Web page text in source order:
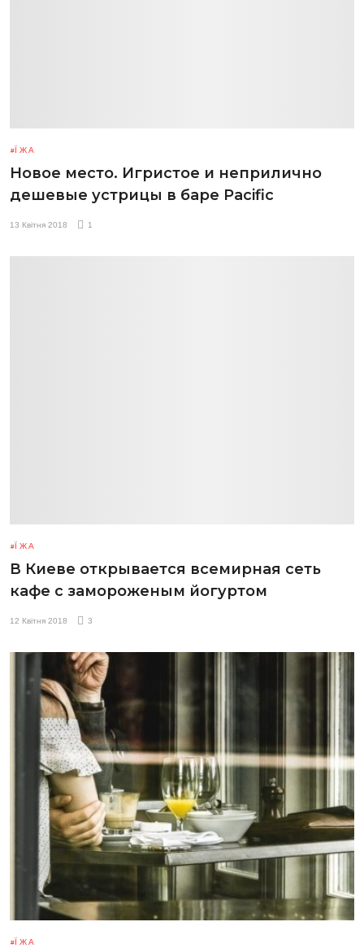
ЇЖА
Новое место. Игристое и неприлично
дешевые устрицы в баре Pacific
13 Квітня 2018 1
ЇЖА
В Киеве открывается всемирная сеть
кафе с замороженым йогуртом
12 Квітня 2018 3
ЇЖА